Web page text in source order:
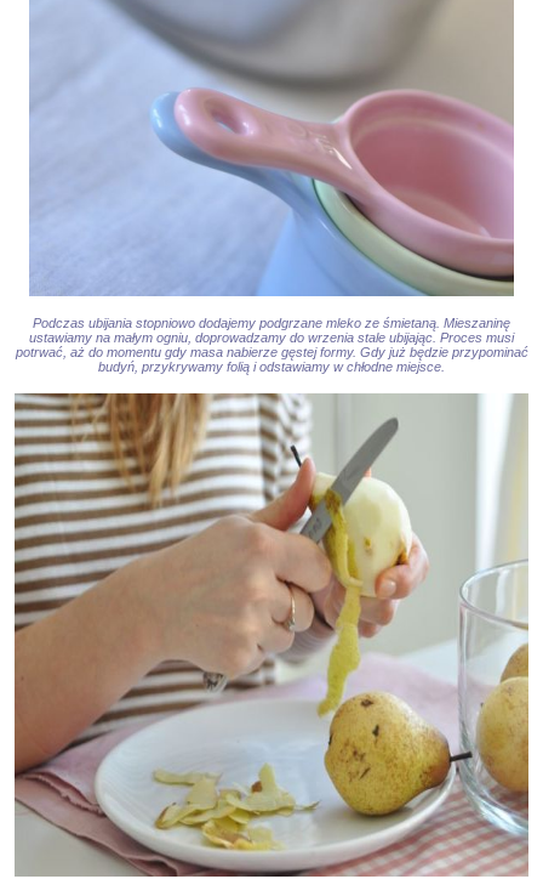
Podczas ubijania stopniowo dodajemy podgrzane mleko ze śmietaną. Mieszaninę
ustawiamy na małym ogniu, doprowadzamy do wrzenia stale ubijając. Proces musi
potrwać, aż do momentu gdy masa nabierze gęstej formy. Gdy już będzie przypominać
budyń, przykrywamy folią i odstawiamy w chłodne miejsce.